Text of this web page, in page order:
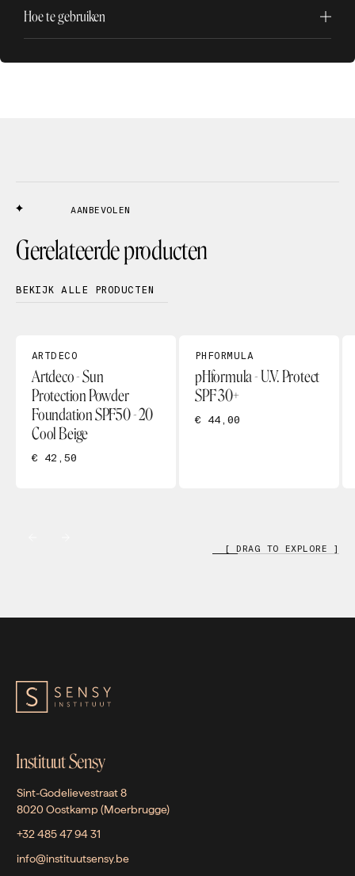
Hoe te gebruiken
AANBEVOLEN
Gerelateerde producten
BEKIJK ALLE PRODUCTEN
ARTDECO
Artdeco - Sun
Protection Powder
Foundation SPF50 - 20
Cool Beige
€ 42,50
PHFORMULA
pHformula - U.V. Protect
SPF 30+
€ 44,00
[ DRAG TO EXPLORE ]
Instituut Sensy
Sint-Godelievestraat 8
8020 Oostkamp (Moerbrugge)
+32 485 47 94 31
info@instituutsensy.be